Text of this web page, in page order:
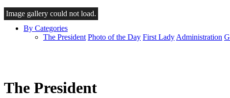
Image gallery could not load.
Browse
By Categories
The President Photo of the Day First Lady Administration
The President